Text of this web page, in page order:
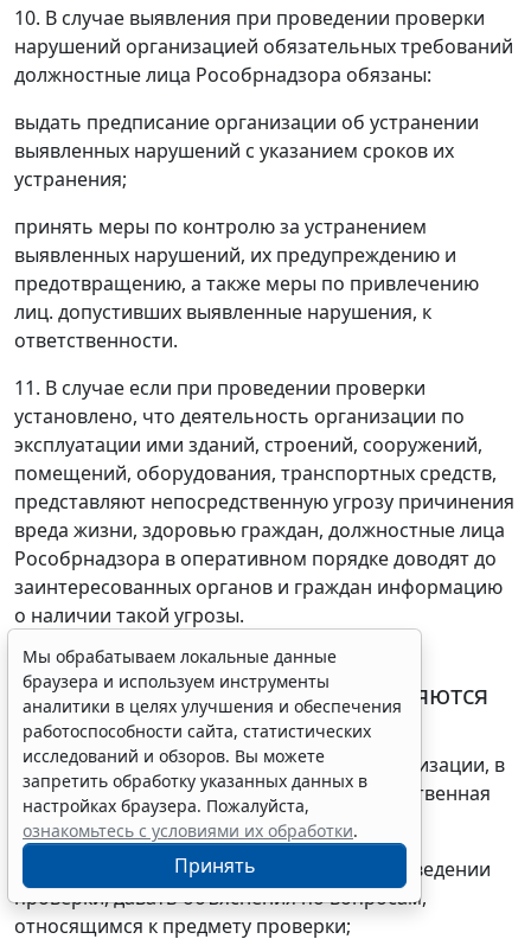
10. В случае выявления при проведении проверки
нарушений организацией обязательных требований
должностные лица Рособрнадзора обязаны:
выдать предписание организации об устранении
выявленных нарушений с указанием сроков их
устранения;
принять меры по контролю за устранением
выявленных нарушений, их предупреждению и
предотвращению, а также меры по привлечению
лиц. допустивших выявленные нарушения, к
ответственности.
11. В случае если при проведении проверки
установлено, что деятельность организации по
эксплуатации ими зданий, строений, сооружений,
помещений, оборудования, транспортных средств,
представляют непосредственную угрозу причинения
вреда жизни, здоровью граждан, должностные лица
Рособрнадзора в оперативном порядке доводят до
заинтересованных органов и граждан информацию
о наличии такой угрозы.
Права и обязанности лиц, в
отношении которых осуществляются
мероприятия по контролю
12. Уполномоченный представитель организации, в
отношении которой исполняется государственная
функция, имеет право:
непосредственно присутствовать при проведении
проверки, давать объяснения по вопросам,
относящимся к предмету проверки;
Мы обрабатываем локальные данные
браузера и используем инструменты
аналитики в целях улучшения и обеспечения
работоспособности сайта, статистических
исследований и обзоров. Вы можете
запретить обработку указанных данных в
настройках браузера. Пожалуйста,
ознакомьтесь с условиями их обработки.
Принять